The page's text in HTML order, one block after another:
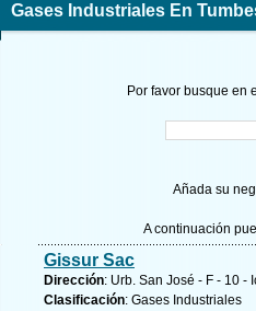
Gases Industriales En
Por favor busque en
Añada su
A continuación
Gissur Sac
Dirección: Urb. San José - F - 10 -
Clasificación: Gases Industriales